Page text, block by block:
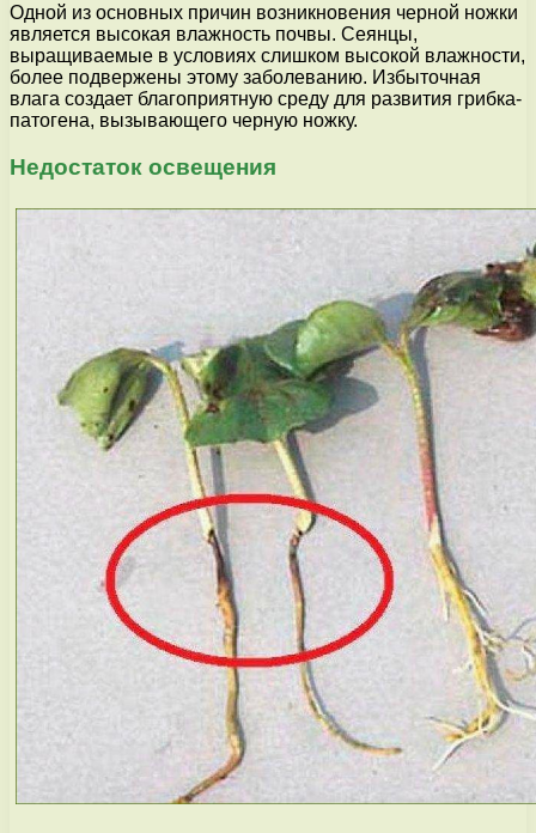
Одной из основных причин возникновения черной ножки
является высокая влажность почвы. Сеянцы,
выращиваемые в условиях слишком высокой влажности,
более подвержены этому заболеванию. Избыточная
влага создает благоприятную среду для развития грибка-
патогена, вызывающего черную ножку.
Недостаток освещения